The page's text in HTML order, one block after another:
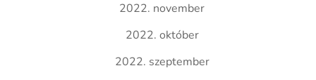
2022. november
2022. október
2022. szeptember